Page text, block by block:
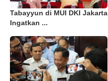
Tabayyun di MUI DKI Jakarta
Ingatkan ...